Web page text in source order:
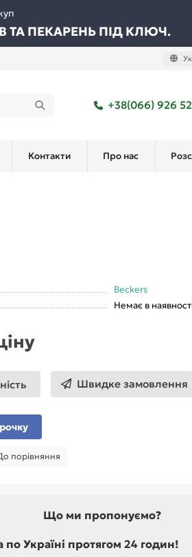
ТА ПЕКАРЕНЬ ПІД КЛЮЧ.
+38(066) 926
Контакти Про нас
Beckers
Немає в
Швидке замовлення
порівняння
Що ми пропонуємо?
по Україні протягом 24 годин!